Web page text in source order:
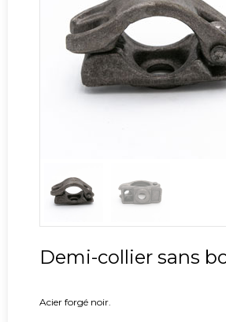
Demi-collier sans
Acier forgé noir.